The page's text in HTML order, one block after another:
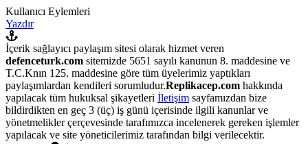
Kullanıcı Eylemleri
Yazdır
İçerik sağlayıcı paylaşım sitesi olarak hizmet veren
defenceturk.com sitemizde 5651 sayılı kanunun 8. maddesine ve
T.C.Knın 125. maddesine göre tüm üyelerimiz yaptıkları
paylaşımlardan kendileri sorumludur.Replikacep.com hakkında
yapılacak tüm hukuksal şikayetleri İletişim sayfamızdan bize
bildirdikten en geç 3 (üç) iş günü içerisinde ilgili kanunlar ve
yönetmelikler çerçevesinde tarafımızca incelenerek gereken işlemler
yapılacak ve site yöneticilerimiz tarafından bilgi verilecektir.